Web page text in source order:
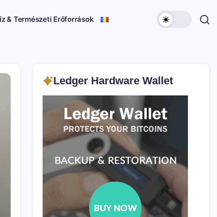
& Természeti Erőforrások
Ledger Hardware Wallet